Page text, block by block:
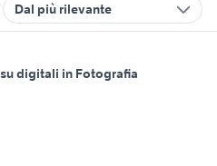
Dal più rilevante
digitali in Fotografia